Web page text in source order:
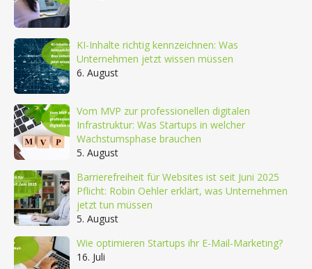
KI-Inhalte richtig kennzeichnen: Was
Unternehmen jetzt wissen müssen
6. August
Vom MVP zur professionellen digitalen
Infrastruktur: Was Startups in welcher
Wachstumsphase brauchen
5. August
Barrierefreiheit für Websites ist seit Juni 2025
Pflicht: Robin Oehler erklärt, was Unternehmen
jetzt tun müssen
5. August
Wie optimieren Startups ihr E-Mail-Marketing?
16. Juli